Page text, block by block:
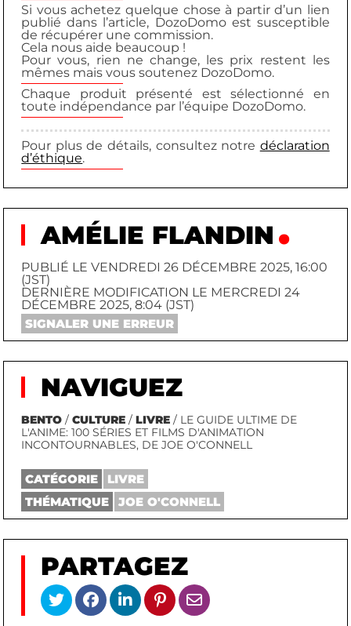
Si vous achetez quelque chose à partir d’un lien
publié dans l’article, DozoDomo est susceptible
de récupérer une commission.
Cela nous aide beaucoup !
Pour vous, rien ne change, les prix restent les
mêmes mais vous soutenez DozoDomo.
Chaque produit présenté est sélectionné en
toute indépendance par l’équipe DozoDomo.
Pour plus de détails, consultez notre déclaration
d’éthique.
AMÉLIE FLANDIN
PUBLIÉ LE VENDREDI 26 DÉCEMBRE 2025, 16:00
(JST)
DERNIÈRE MODIFICATION LE MERCREDI 24
DÉCEMBRE 2025, 8:04 (JST)
SIGNALER UNE ERREUR
NAVIGUEZ
BENTO /CULTURE /LIVRE / LE GUIDE ULTIME DE
L'ANIME: 100 SÉRIES ET FILMS D'ANIMATION
INCONTOURNABLES, DE JOE O'CONNELL
CATÉGORIE
LIVRE
THÉMATIQUE
JOE O'CONNELL
PARTAGEZ